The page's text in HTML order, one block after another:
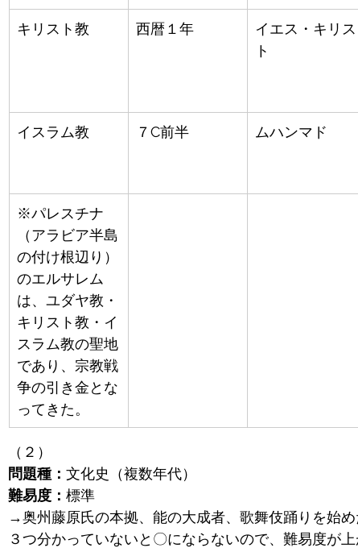
キリスト教 西暦１年
イエス・キリス
ト
イスラム教 ７C前半 ムハンマド
※パレスチナ
（アラビア半島
の付け根辺り）
のエルサレム
は、ユダヤ教・
キリスト教・イ
スラム教の聖地
であり、宗教戦
争の引き金とな
ってきた。
（２）
問題種： 文化史（複数年代）
難易度： 標準
→奥州藤原氏の本拠、能の大成者、歌舞伎踊りを始め
３つ分かっていないと〇にならないので、難易度が